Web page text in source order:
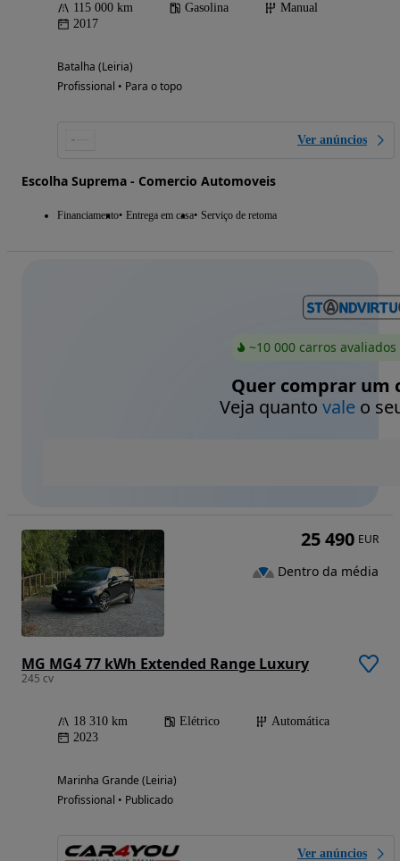
115 000 km Gasolina
Manual
2017
Batalha (Leiria)
Profissional • Para o topo
Ver anúncios
Escolha Suprema - Comercio Automoveis
Financiamento Entrega em casa Serviço de retoma
~10 000 carros
Quer comprar um
Veja quanto valeo
MG MG4 77 kWh Extended Range Luxury
245 cv
18 310 km Elétrico
Automática
2023
Marinha Grande (Leiria)
Profissional • Publicado
Ver anúncios
25 490 EUR
Dentro da média